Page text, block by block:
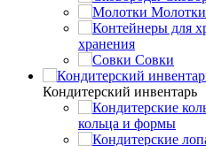
Молотки
хранения
Совки
Кондитерский инвентарь
кольца и формы